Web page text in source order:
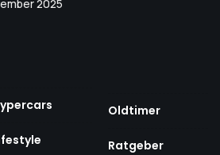
2025
Oldtimer
Ratgeber